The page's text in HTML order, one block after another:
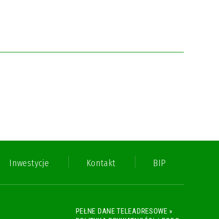
Inwestycje Kontakt BIP
PEŁNE DANE TELEADRESOWE »